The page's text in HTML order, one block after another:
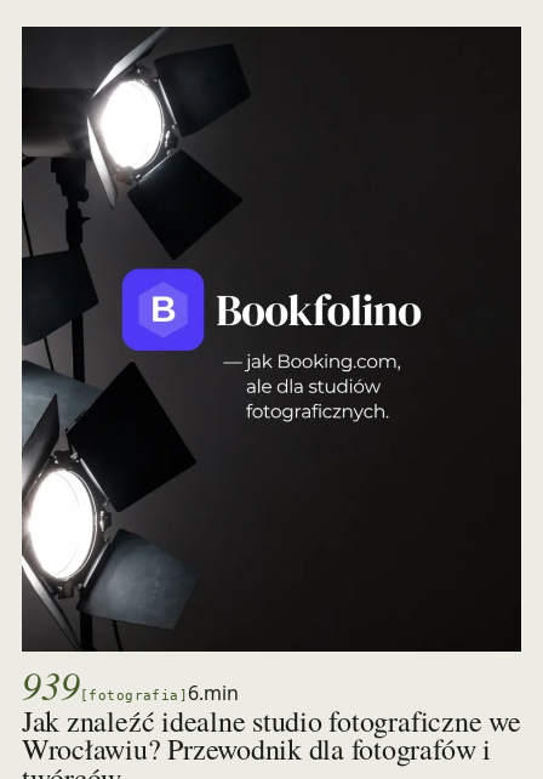
939 [fotografia] 6.min
Jak znaleźć idealne studio fotograficzne we
Wrocławiu? Przewodnik dla fotografów i